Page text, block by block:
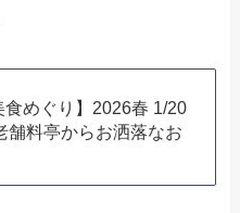
食めぐり】2026春 1/20
舗料亭からお洒落なお